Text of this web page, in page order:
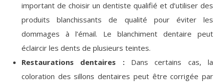
important de choisir un dentiste qualifié et d’utiliser des
produits blanchissants de qualité pour éviter les
dommages à l’émail. Le blanchiment dentaire peut
éclaircir les dents de plusieurs teintes.
Restaurations dentaires : Dans certains cas, la
coloration des sillons dentaires peut être corrigée par